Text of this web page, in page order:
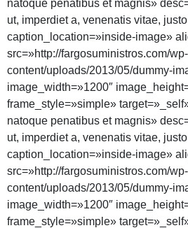
natoque penatibus et magnis»
ut, imperdiet a, venenatis vitae,
caption_location=»inside-image»
src=»http://fargosuministros.com/wp-
content/uploads/2013/05/dummy-
image_width=»1200″
frame_style=»simple»
natoque penatibus et magnis»
ut, imperdiet a, venenatis vitae,
caption_location=»inside-image»
src=»http://fargosuministros.com/wp-
content/uploads/2013/05/dummy-
image_width=»1200″
frame_style=»simple»